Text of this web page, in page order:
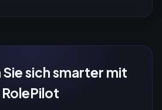
sich smarter mit
RolePilot